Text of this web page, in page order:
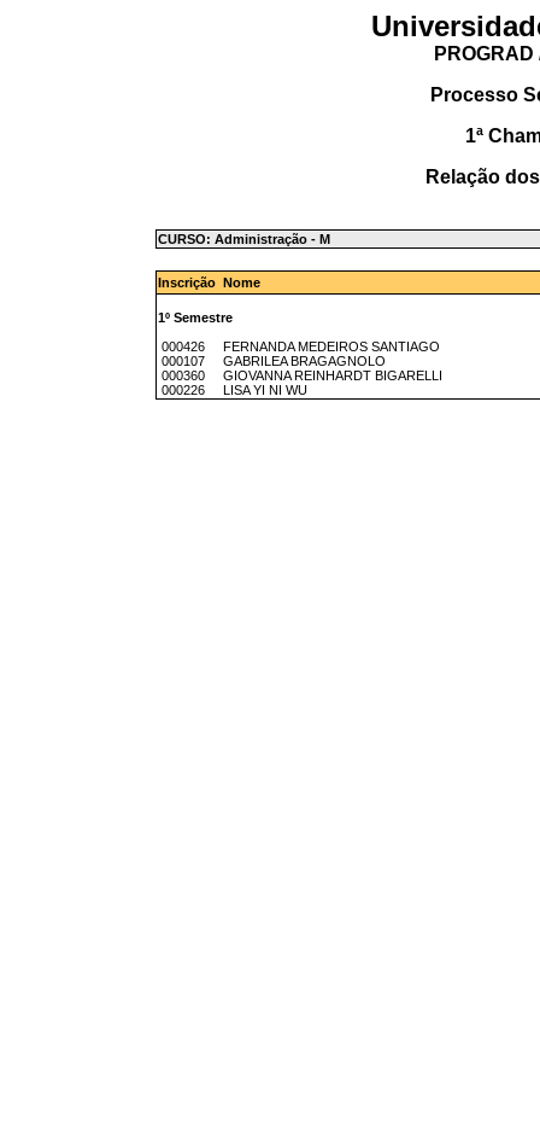
Processo
1ª
Relação
CURSO: Administração - M
Inscrição Nome
1º Semestre
000426 FERNANDA MEDEIROS SANTIAGO
000107 GABRILEA BRAGAGNOLO
000360 GIOVANNA REINHARDT BIGARELLI
000226 LISA YI NI WU